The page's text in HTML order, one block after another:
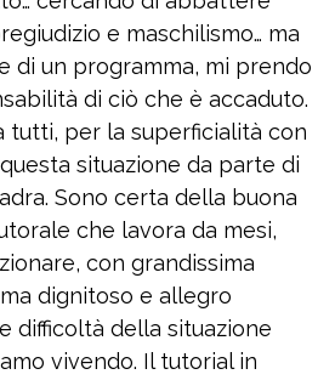
e maschilismo… ma
di un programma, mi prendo
di ciò che è accaduto.
tutti, per la superficialità con
situazione da parte di
Sono certa della buona
che lavora da mesi,
con grandissima
dignitoso e allegro
difficoltà della situazione
vivendo. Il tutorial in